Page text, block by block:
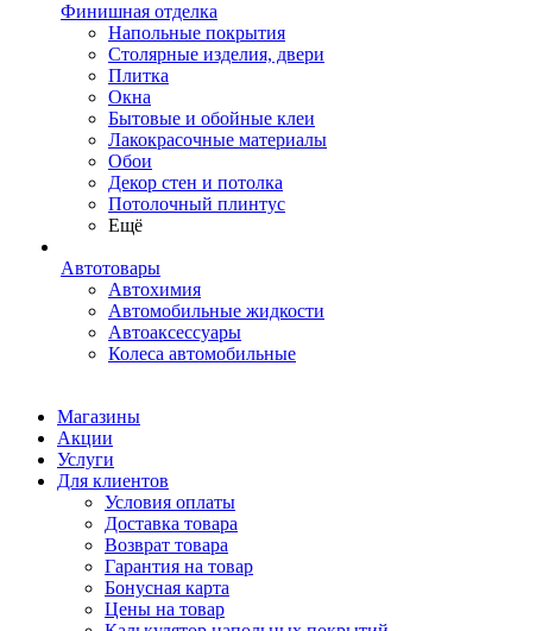
Финишная отделка
Напольные покрытия
Столярные изделия, двери
Плитка
Окна
Бытовые и обойные клеи
Лакокрасочные материалы
Обои
Декор стен и потолка
Потолочный плинтус
Ещё
Автотовары
Автохимия
Автомобильные жидкости
Автоаксессуары
Колеса автомобильные
Магазины
Акции
Услуги
Для клиентов
Условия оплаты
Доставка товара
Возврат товара
Гарантия на товар
Бонусная карта
Цены на товар